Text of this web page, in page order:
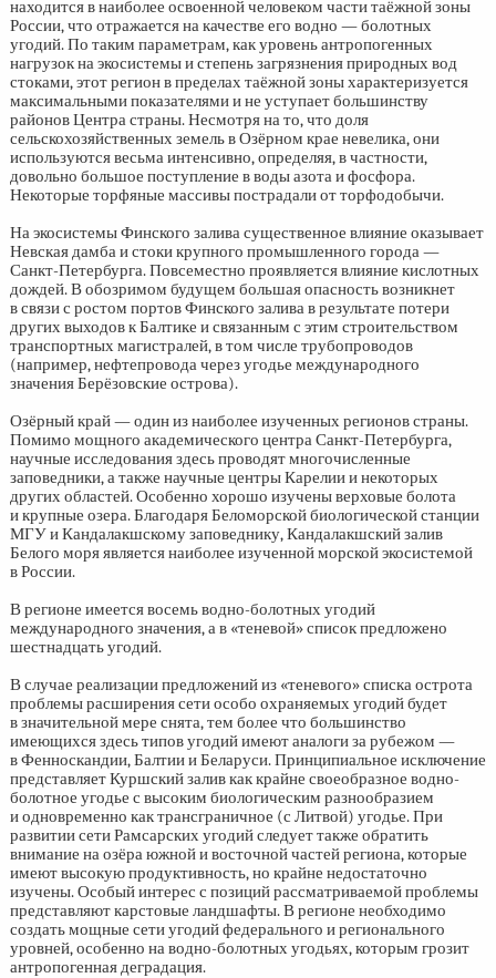
находится в наиболее освоенной человеком части таёжной зоны
России, что отражается на качестве его водно — болотных
угодий. По таким параметрам, как уровень антропогенных
нагрузок на экосистемы и степень загрязнения природных вод
стоками, этот регион в пределах таёжной зоны характеризуется
максимальными показателями и не уступает большинству
районов Центра страны. Несмотря на то, что доля
сельскохозяйственных земель в Озёрном крае невелика, они
используются весьма интенсивно, определяя, в частности,
довольно большое поступление в воды азота и фосфора.
Некоторые торфяные массивы пострадали от торфодобычи.
На экосистемы Финского залива существенное влияние оказывает
Невская дамба и стоки крупного промышленного города —
Санкт-Петербурга. Повсеместно проявляется влияние кислотных
дождей. В обозримом будущем большая опасность возникнет
в связи с ростом портов Финского залива в результате потери
других выходов к Балтике и связанным с этим строительством
транспортных магистралей, в том числе трубопроводов
(например, нефтепровода через угодье международного
значения Берёзовские острова).
Озёрный край — один из наиболее изученных регионов страны.
Помимо мощного академического центра Санкт-Петербурга,
научные исследования здесь проводят многочисленные
заповедники, а также научные центры Карелии и некоторых
других областей. Особенно хорошо изучены верховые болота
и крупные озера. Благодаря Беломорской биологической станции
МГУ и Кандалакшскому заповеднику, Кандалакшский залив
Белого моря является наиболее изученной морской экосистемой
в России.
В регионе имеется восемь водно-болотных угодий
международного значения, а в «теневой» список предложено
шестнадцать угодий.
В случае реализации предложений из «теневого» списка острота
проблемы расширения сети особо охраняемых угодий будет
в значительной мере снята, тем более что большинство
имеющихся здесь типов угодий имеют аналоги за рубежом —
в Фенноскандии, Балтии и Беларуси. Принципиальное исключение
представляет Куршский залив как крайне своеобразное водно-
болотное угодье с высоким биологическим разнообразием
и одновременно как трансграничное (с Литвой) угодье. При
развитии сети Рамсарских угодий следует также обратить
внимание на озёра южной и восточной частей региона, которые
имеют высокую продуктивность, но крайне недостаточно
изучены. Особый интерес с позиций рассматриваемой проблемы
представляют карстовые ландшафты. В регионе необходимо
создать мощные сети угодий федерального и регионального
уровней, особенно на водно-болотных угодьях, которым грозит
антропогенная деградация.